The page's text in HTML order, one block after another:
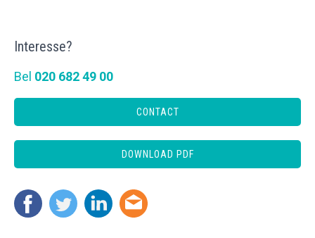
Interesse?
Bel 020 682 49 00
CONTACT
DOWNLOAD PDF